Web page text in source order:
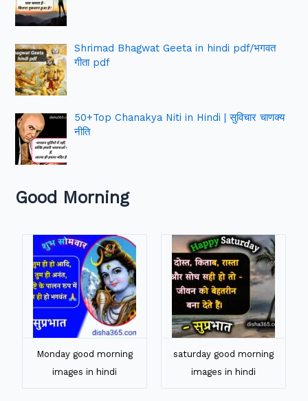
Shrimad Bhagwat Geeta in hindi pdf/भगवत
गीता pdf
50+Top Chanakya Niti in Hindi | सुविचार चाणक्य
नीति
Good Morning
Monday good morning
images in hindi
saturday good morning
images in hindi